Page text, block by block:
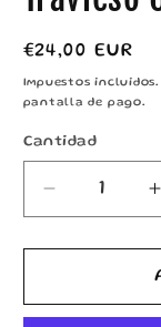
Precio
habitual
€24,00 EUR
Impuestos incluidos.
pantalla de pago.
Cantidad
Reducir
cantidad
para
Almohada